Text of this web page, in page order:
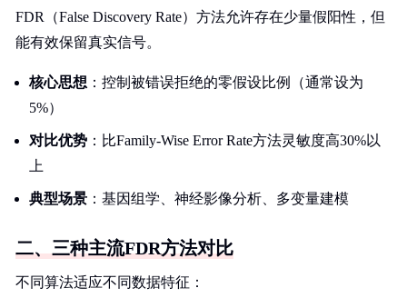
FDR（False Discovery Rate）方法允许存在少量假阳性，但
能有效保留真实信号。
核心思想 ：控制被错误拒绝的零假设比例（通常设为
5%）
对比优势 ：比Family-Wise Error Rate方法灵敏度高30%以
上
典型场景 ：基因组学、神经影像分析、多变量建模
二、三种主流FDR方法对比
不同算法适应不同数据特征：